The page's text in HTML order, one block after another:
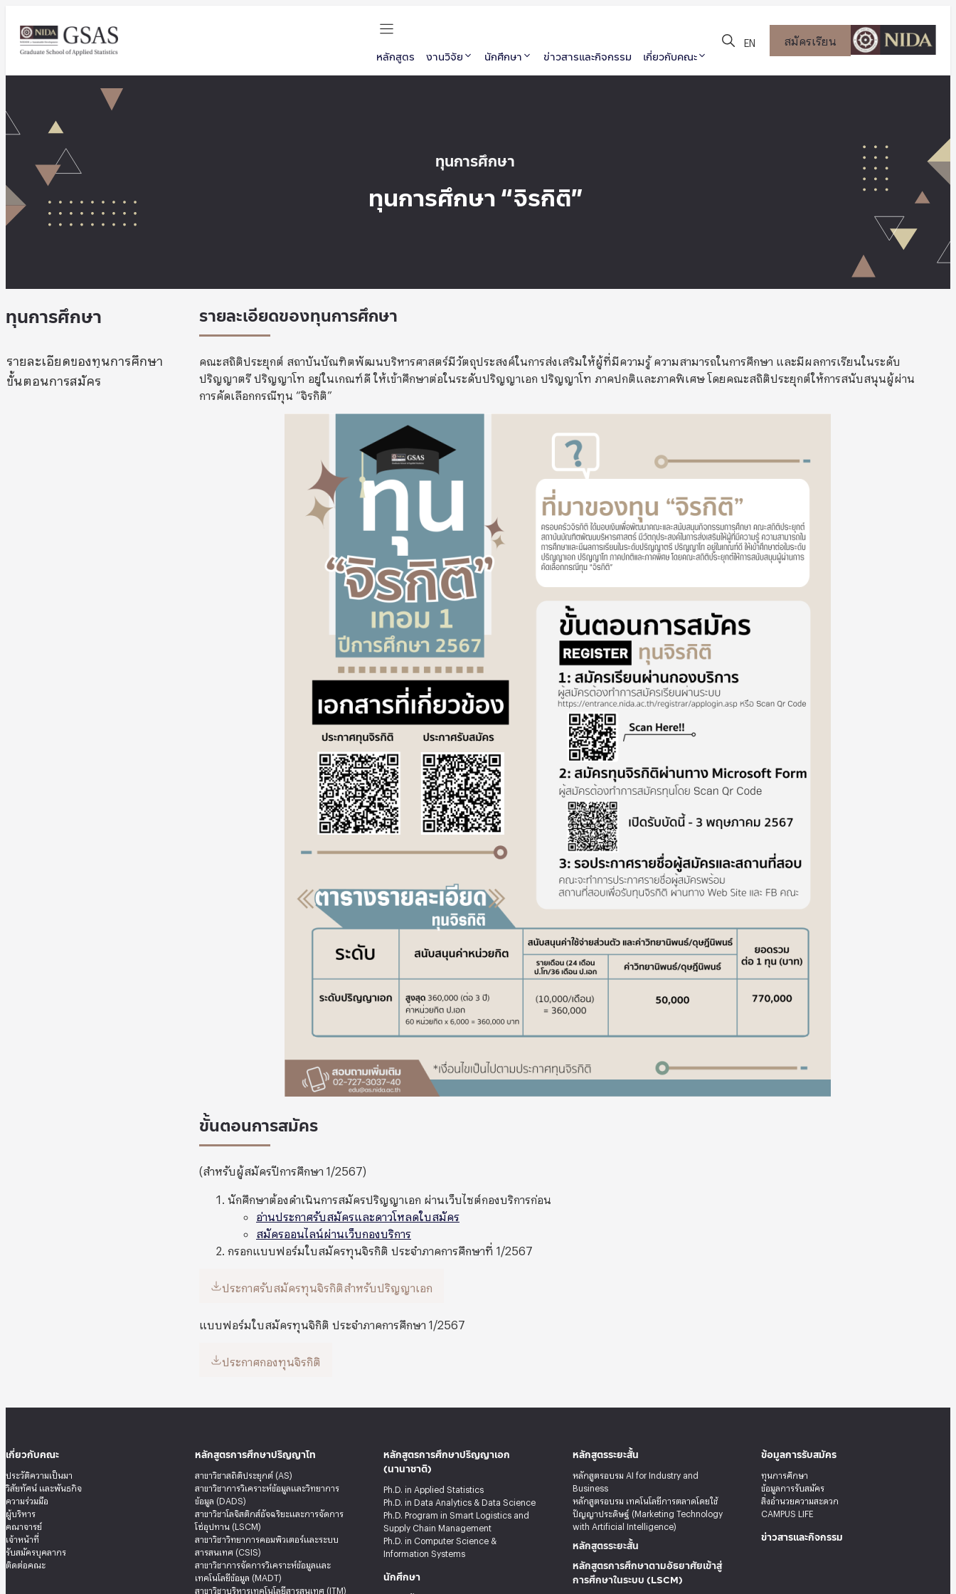
หลักสูตร งานวิจัย นักศึกษา ข่าวสารและกิจกรรม เกี่ยวกับคณะ
EN สมัครเรียน
ทุนการศึกษา
ทุนการศึกษา “จิรกิติ”
ทุนการศึกษา
รายละเอียดของทุนการศึกษา
ขั้นตอนการสมัคร
รายละเอียดของทุนการศึกษา
คณะสถิติประยุกต์ สถาบันบัณฑิตพัฒนบริหารศาสตร์มีวัตถุประสงค์ในการส่งเสริมให้ผู้ที่มีความรู้ ความสามารถในการศึกษา และมีผลการเรียนในระดับ
ปริญญาตรี ปริญญาโท อยู่ในเกณฑ์ดี ให้เข้าศึกษาต่อในระดับปริญญาเอก ปริญญาโท ภาคปกติและภาคพิเศษ โดยคณะสถิติประยุกต์ให้การสนับสนุนผู้ผ่าน
การคัดเลือกกรณีทุน “จิรกิติ”
ขั้นตอนการสมัคร
(สำหรับผู้สมัครปีการศึกษา 1/2567)
นักศึกษาต้องดำเนินการสมัครปริญญาเอก ผ่านเว็บไซต์กองบริการก่อน
อ่านประกาศรับสมัครและดาวโหลดใบสมัคร
สมัครออนไลน์ผ่านเว็บกองบริการ
กรอกแบบฟอร์มใบสมัครทุนจิรกิติ ประจำภาคการศึกษาที่ 1/2567
ประกาศรับสมัครทุนจิรกิติสำหรับปริญญาเอก
แบบฟอร์มใบสมัครทุนจิกิติ ประจำภาคการศึกษา 1/2567
ประกาศกองทุนจิรกิติ
เกี่ยวกับคณะ
ประวัติความเป็นมา
วิสัยทัศน์ และพันธกิจ
ความร่วมมือ
ผู้บริหาร
คณาจารย์
เจ้าหน้าที่
รับสมัครบุคลากร
ติดต่อคณะ
หลักสูตรการศึกษาปริญญาโท
สาขาวิชาสถิติประยุกต์ (AS)
สาขาวิชาการวิเคราะห์ข้อมูลและวิทยาการ
ข้อมูล (DADS)
สาขาวิชาโลจิสติกส์อัจฉริยะและการจัดการ
โซ่อุปทาน (LSCM)
สาขาวิชาวิทยาการคอมพิวเตอร์และระบบ
สารสนเทศ (CSIS)
สาขาวิชาการจัดการวิเคราะห์ข้อมูลและ
เทคโนโลยีข้อมูล (MADT)
สาขาวิชาบริหารเทคโนโลยีสารสนเทศ (ITM)
หลักสูตรการศึกษาปริญญาเอก
(นานาชาติ)
Ph.D. in Applied Statistics
Ph.D. in Data Analytics & Data Science
Ph.D. Program in Smart Logistics and
Supply Chain Management
Ph.D. in Computer Science &
Information Systems
นักศึกษา
หลักสูตรระยะสั้น
หลักสูตรอบรม AI for Industry and
Business
หลักสูตรอบรม เทคโนโลยีการตลาดโดยใช้
ปัญญาประดิษฐ์ (Marketing Technology
with Artificial Intelligence)
หลักสูตรระยะสั้น
หลักสูตรการศึกษาตามอัธยาศัยเข้าสู่
การศึกษาในระบบ (LSCM)
ข้อมูลการรับสมัคร
ทุนการศึกษา
ข้อมูลการรับสมัคร
สิ่งอำนวยความสะดวก
CAMPUS LIFE
ข่าวสารและกิจกรรม